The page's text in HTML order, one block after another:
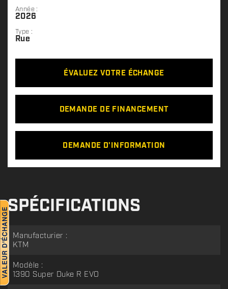
Année :
2026
Type :
Rue
ÉVALUEZ VOTRE ÉCHANGE
DEMANDE DE FINANCEMENT
DEMANDE D'INFORMATION
SPÉCIFICATIONS
Manufacturier :
KTM
Modèle :
1390 Super Duke R EVO